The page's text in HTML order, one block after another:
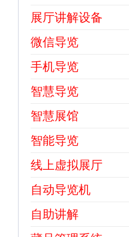
展厅讲解设备
微信导览
手机导览
智慧导览
智慧展馆
智能导览
线上虚拟展厅
自动导览机
自助讲解